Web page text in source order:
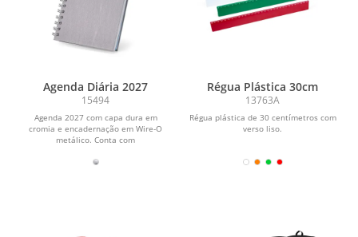
Agenda Diária 2027
15494
Agenda 2027 com capa dura em
cromia e encadernação em Wire-O
metálico. Conta com
dedicadas...
Régua Plástica 30cm
13763A
Régua plástica de 30 centímetros com
verso liso.